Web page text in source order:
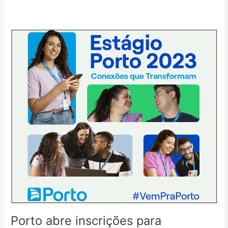
Porto abre inscrições para
Porto
inscrições
Programa
Estágio